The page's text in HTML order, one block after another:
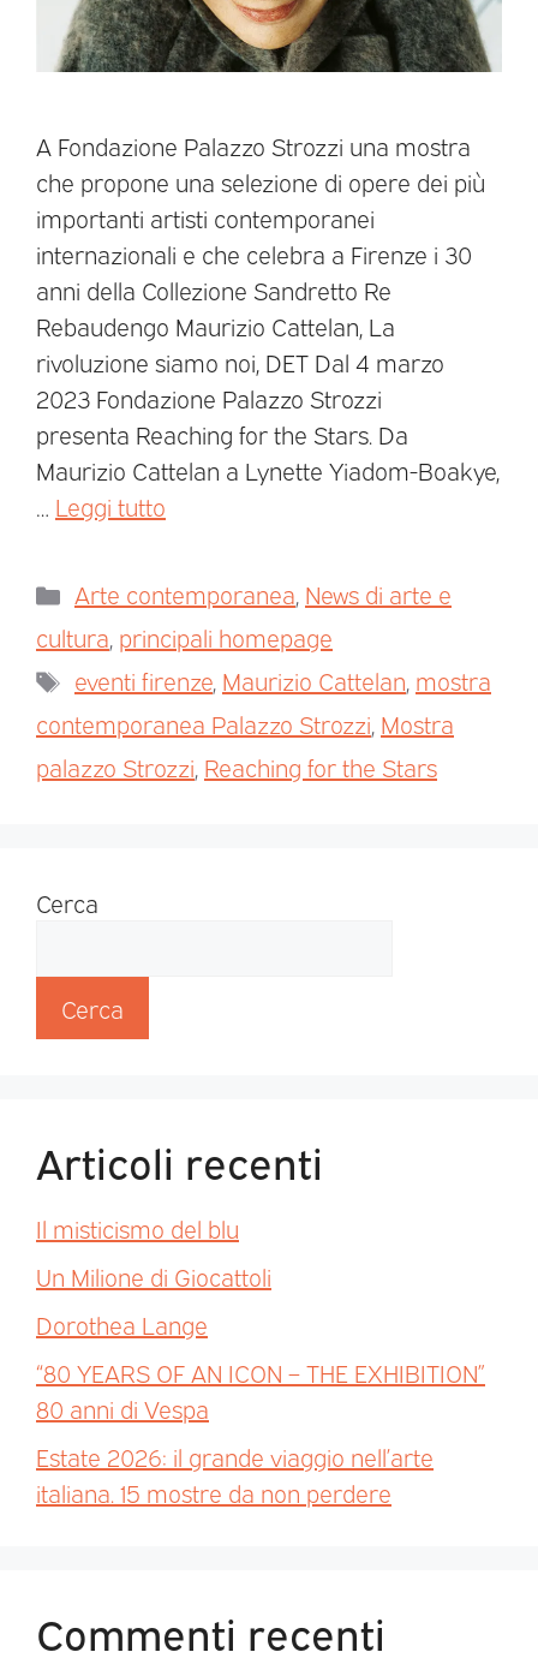
A Fondazione Palazzo Strozzi una mostra
che propone una selezione di opere dei più
importanti artisti contemporanei
internazionali e che celebra a Firenze i 30
anni della Collezione Sandretto Re
Rebaudengo Maurizio Cattelan, La
rivoluzione siamo noi, DET Dal 4 marzo
2023 Fondazione Palazzo Strozzi
presenta Reaching for the Stars. Da
Maurizio Cattelan a Lynette Yiadom-Boakye,
… Leggi tutto
Arte contemporanea, News di arte e
cultura, principali homepage
eventi firenze, Maurizio Cattelan, mostra
contemporanea Palazzo Strozzi, Mostra
palazzo Strozzi, Reaching for the Stars
Cerca
Cerca
Articoli recenti
Il misticismo del blu
Un Milione di Giocattoli
Dorothea Lange
“80 YEARS OF AN ICON – THE EXHIBITION”
80 anni di Vespa
Estate 2026: il grande viaggio nell’arte
italiana. 15 mostre da non perdere
Commenti recenti